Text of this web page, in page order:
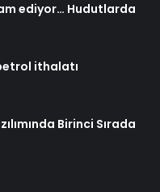
ediyor… Hudutlarda
ithalatı
Birinci Sırada